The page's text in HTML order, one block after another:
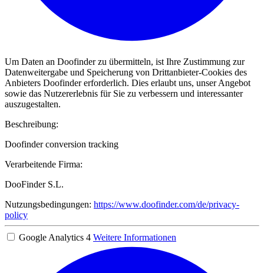
Um Daten an Doofinder zu übermitteln, ist Ihre Zustimmung zur
Datenweitergabe und Speicherung von Drittanbieter-Cookies des
Anbieters Doofinder erforderlich. Dies erlaubt uns, unser Angebot
sowie das Nutzererlebnis für Sie zu verbessern und interessanter
auszugestalten.
Beschreibung:
Doofinder conversion tracking
Verarbeitende Firma:
DooFinder S.L.
Nutzungsbedingungen: https://www.doofinder.com/de/privacy-
policy
Google Analytics 4 Weitere Informationen